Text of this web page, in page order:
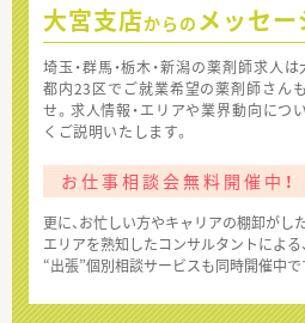
大宮支店からの メッセー
埼玉・群馬・栃木・新潟の薬剤師求人
都内23区でご就業希望の薬剤師さん
せ。求人情報・エリアや業界動向につ
くご説明いたします。
お仕事相談会無料開催中！
更に、お忙しい方やキャリアの棚卸がし
エリアを熟知したコンサルタントによる、
“出張”個別相談サービスも同時開催中で